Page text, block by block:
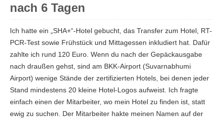
nach 6 Tagen
Ich hatte ein „SHA+“-Hotel gebucht, das Transfer zum Hotel, RT-
PCR-Test sowie Frühstück und Mittagessen inkludiert hat. Dafür
zahlte ich rund 120 Euro. Wenn du nach der Gepäckausgabe
nach draußen gehst, sind am BKK-Airport (Suvarnabhumi
Airport) wenige Stände der zertifizierten Hotels, bei denen jeder
Stand mindestens 20 kleine Hotel-Logos aufweist. Ich fragte
einfach einen der Mitarbeiter, wo mein Hotel zu finden ist, statt
ewig zu suchen. Der Mitarbeiter hakte meinen Namen auf der